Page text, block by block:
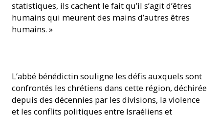
statistiques, ils cachent le fait qu’il s’agit d’êtres
humains qui meurent des mains d’autres êtres
humains. »
L’abbé bénédictin souligne les défis auxquels sont
confrontés les chrétiens dans cette région, déchirée
depuis des décennies par les divisions, la violence
et les conflits politiques entre Israéliens et